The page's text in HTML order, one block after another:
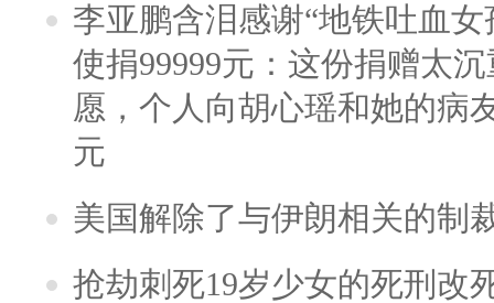
李亚鹏含泪感谢“地铁吐血
使捐99999元：这份捐赠太
愿，个人向胡心瑶和她的病
元
美国解除了与伊朗相关的制
抢劫刺死19岁少女的死刑改